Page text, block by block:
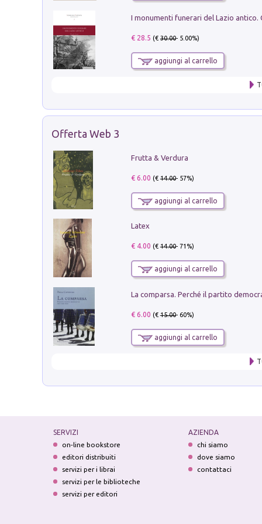
€ 28.5 (€30.00- 5.00%)
aggiungi al carrello
Offerta Web 3
Frutta & Verdura
€ 6.00 (€14.00- 57%)
aggiungi al carrello
Latex
€ 4.00 (€14.00- 71%)
aggiungi al carrello
€ 6.00 (€15.00- 60%)
aggiungi al carrello
SERVIZI
on-line bookstore
editori distribuiti
servizi per i librai
servizi per le biblioteche
servizi per editori
AZIENDA
chi siamo
dove siamo
contattaci